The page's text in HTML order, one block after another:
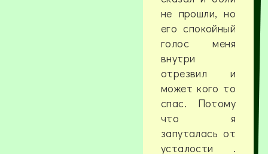
не прошли, но
его спокойный
голос меня
внутри
отрезвил и
может кого то
спас. Потому
что я
запуталась от
усталости .